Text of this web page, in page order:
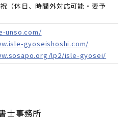
（休日、時間外対応可能・要予
unso.com/
gyoseishoshi.com/
lp2/isle-gyosei/
士事務所